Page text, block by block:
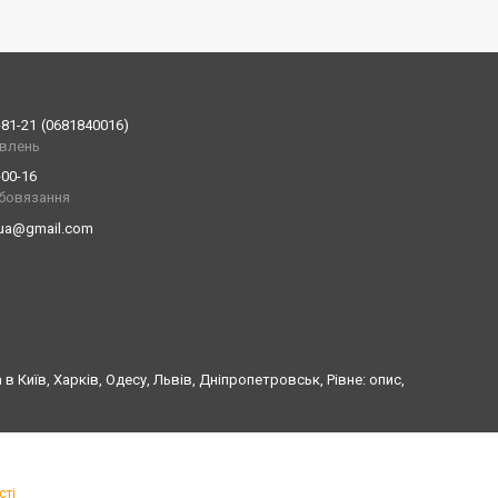
21
0681840016
16
Харків, Одесу, Львів, Дніпропетровськ, Рівне: опис,